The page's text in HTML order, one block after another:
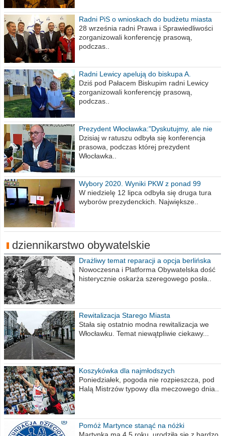
Radni PiS o wnioskach do budżetu miasta
na 2021 rok
28 września radni Prawa i Sprawiedliwości
zorganizowali konferencję prasową,
podczas..
Radni Lewicy apelują do biskupa A.
Wiesława Meringa
Dziś pod Pałacem Biskupim radni Lewicy
zorganizowali konferencję prasową,
podczas..
Prezydent Włocławka:"Dyskutujmy, ale nie
obrażajmy się”
Dzisiaj w ratuszu odbyła się konferencja
prasowa, podczas której prezydent
Włocławka..
Wybory 2020. Wyniki PKW z ponad 99
procent obwodów
W niedzielę 12 lipca odbyła się druga tura
wyborów prezydenckich. Największe..
dziennikarstwo obywatelskie
Drażliwy temat reparacji a opcja berlińska
Nowoczesna i Platforma Obywatelska dość
histerycznie oskarża szeregowego posła..
Rewitalizacja Starego Miasta
Stała się ostatnio modna rewitalizacja we
Włocławku. Temat niewątpliwie ciekawy...
Koszykówka dla najmłodszych
Poniedziałek, pogoda nie rozpieszcza, pod
Halą Mistrzów typowy dla meczowego dnia..
Pomóż Martynce stanąć na nóżki
Martynka ma 4,5 roku, urodziła się z bardzo